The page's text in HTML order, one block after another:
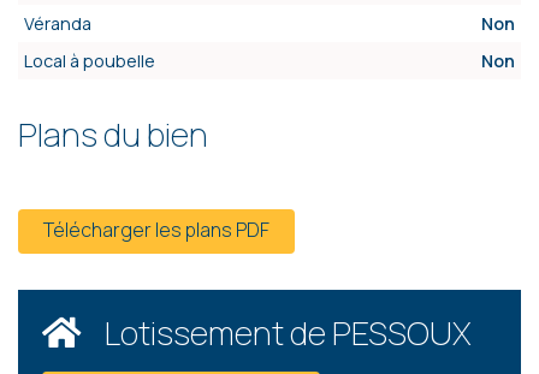
Véranda
Non
Local à poubelle
Non
Plans du bien
Télécharger les plans PDF
Lotissement de PESSOUX